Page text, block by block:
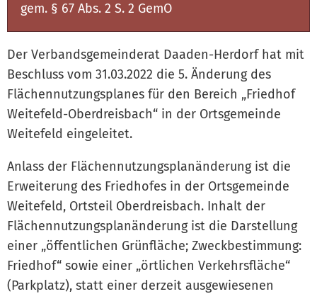
gem. § 67 Abs. 2 S. 2 GemO
Der Verbandsgemeinderat Daaden-Herdorf hat mit
Beschluss vom 31.03.2022 die 5. Änderung des
Flächennutzungsplanes für den Bereich „Friedhof
Weitefeld-Oberdreisbach“ in der Ortsgemeinde
Weitefeld eingeleitet.
Anlass der Flächennutzungsplanänderung ist die
Erweiterung des Friedhofes in der Ortsgemeinde
Weitefeld, Ortsteil Oberdreisbach. Inhalt der
Flächennutzungsplanänderung ist die Darstellung
einer „öffentlichen Grünfläche; Zweckbestimmung:
Friedhof“ sowie einer „örtlichen Verkehrsfläche“
(Parkplatz), statt einer derzeit ausgewiesenen